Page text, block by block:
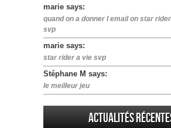
marie says:
quand on a donner l email on star
svp
marie says:
star rider a vie svp
Stéphane M says:
le meilleur jeu
Actualités